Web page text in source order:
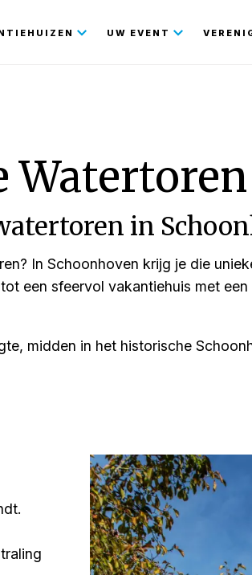
UW EVENT
Watertoren
in
In Schoonhoven krijg je die
een sfeervol vakantiehuis met
midden in het historische